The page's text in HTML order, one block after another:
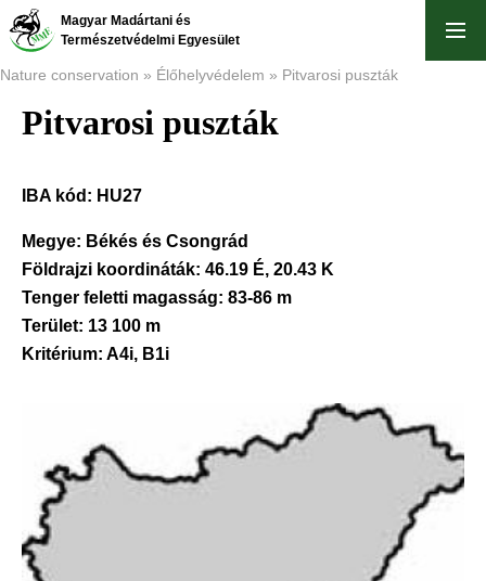
Skip
to
main
Magyar Madártani és
Természetvédelmi Egyesület
Breadcrumb
Nature conservation Élőhelyvédelem Pitvarosi puszták
Pitvarosi puszták
IBA kód: HU27
Megye: Békés és Csongrád
Földrajzi koordináták: 46.19 É, 20.43 K
Tenger feletti magasság: 83-86 m
Terület: 13 100 m
Kritérium: A4i, B1i